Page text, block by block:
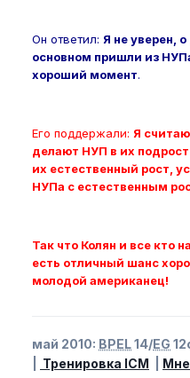
Он ответил: Я не уверен,
основном пришли из
хороший момент.
Его поддержали: Я
делают НУП в их
их естественный рост,
НУПа с естественным
Так что Колян и все кто
есть отличный шанс
молодой американец!
май 2010: BPEL14/EG
Тренировка ICM